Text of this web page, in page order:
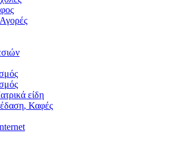
είδη
Καφές